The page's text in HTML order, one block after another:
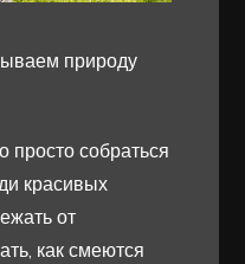
природу
просто собраться
красивых
от
как смеются